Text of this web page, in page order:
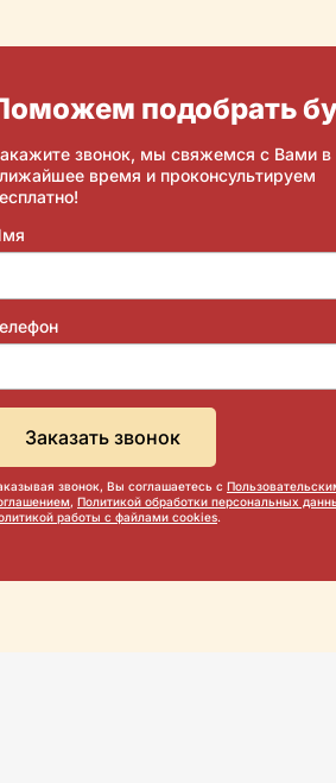
подобрать
звонок, мы свяжемся с Вами в
время и проконсультируем
звонок, Вы соглашаетесь с
, Политикой обработки персональных
работы с файлами cookies.